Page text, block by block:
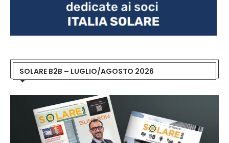
SOLARE B2B – LUGLIO/AGOSTO 2026